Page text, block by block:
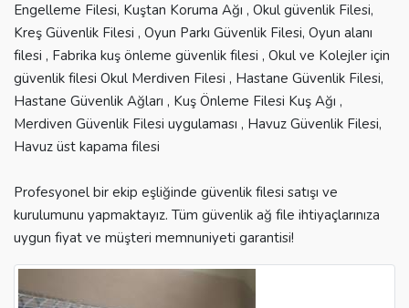
Engelleme Filesi, Kuştan Koruma Ağı , Okul güvenlik Filesi,
Kreş Güvenlik Filesi , Oyun Parkı Güvenlik Filesi, Oyun alanı
filesi , Fabrika kuş önleme güvenlik filesi , Okul ve Kolejler için
güvenlik filesi Okul Merdiven Filesi , Hastane Güvenlik Filesi,
Hastane Güvenlik Ağları , Kuş Önleme Filesi Kuş Ağı ,
Merdiven Güvenlik Filesi uygulaması , Havuz Güvenlik Filesi,
Havuz üst kapama filesi
Profesyonel bir ekip eşliğinde güvenlik filesi satışı ve
kurulumunu yapmaktayız. Tüm güvenlik ağ file ihtiyaçlarınıza
uygun fiyat ve müşteri memnuniyeti garantisi!